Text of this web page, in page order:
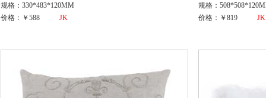
规格：330*483*120MM
价格：￥588
JK
规格：
价格：￥819
JK